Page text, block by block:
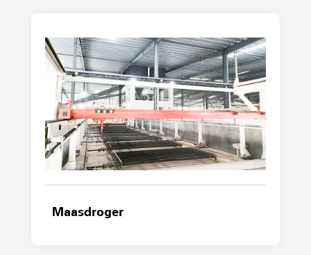
Maasdroger